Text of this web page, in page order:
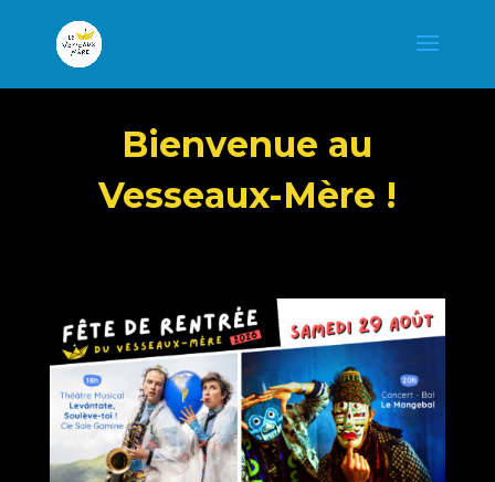
Bienvenue au
Vesseaux-Mère !